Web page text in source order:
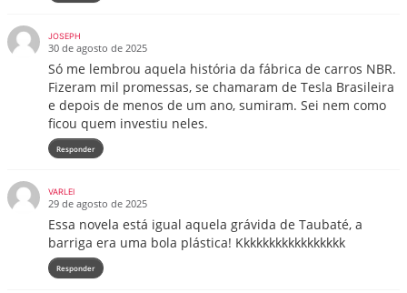
JOSEPH
30 de agosto de 2025
Só me lembrou aquela história da fábrica de carros NBR.
Fizeram mil promessas, se chamaram de Tesla Brasileira
e depois de menos de um ano, sumiram. Sei nem como
ficou quem investiu neles.
Responder
VARLEI
29 de agosto de 2025
Essa novela está igual aquela grávida de Taubaté, a
barriga era uma bola plástica! Kkkkkkkkkkkkkkkkk
Responder